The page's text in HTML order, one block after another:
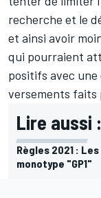
recherche et le
et ainsi avoir
qui pourraient
positifs avec une
versements faits
Lire aussi :
Règles 2021 :
monotype "GP1"